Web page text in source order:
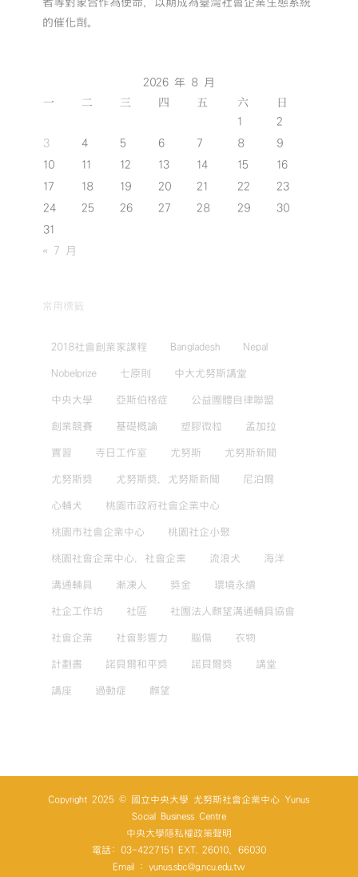
者等對象合作為使命，以期成為臺灣社會企業生態系統
的催化劑。
2026 年 8 月
一 二 三 四 五 六 日
1
2
3
4 5 6 7 8
9
10
11 12 13 14 15
16
17
18 19 20 21 22
23
24
25 26 27 28 29
30
31
« 7 月
常用標籤
2018社會創業家課程 Bangladesh Nepal
Nobelprize 七原則 中大尤努斯講堂
中央大學 亞斯伯格症 公益團體自律聯盟
創業競賽 基礎概論 塑膠微粒 孟加拉
實習 寺日工作室 尤努斯 尤努斯新聞
尤努斯獎 尤努斯獎，尤努斯新聞 尼泊爾
心輔犬 桃園市政府社會企業中心
桃園市社會企業中心 桃園社企小聚
桃園社會企業中心，社會企業 流浪犬 海洋
溝通輔具 漸凍人 獎金 環境永續
社企工作坊 社區 社團法人麒望溝通輔具協會
社會企業 社會影響力 腦傷 衣物
計劃書 諾貝爾和平獎 諾貝爾獎 講堂
講座 過動症 麒望
Copyright 2025 © 國立中央大學 尤努斯社會企業中心 Yunus
Social Business Centre
中央大學隱私權政策聲明
電話: 03-4227151 EXT. 26010、66030
Email : yunus.sbc@g.ncu.edu.tw